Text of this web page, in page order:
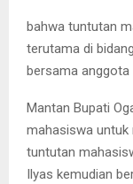
bahwa tuntutan
terutama di
bersama anggota
Mantan Bupati
mahasiswa untuk
tuntutan
Ilyas kemudian